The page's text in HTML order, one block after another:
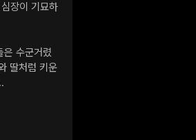
장이 기묘하
은 수군거렸
딸처럼 키운